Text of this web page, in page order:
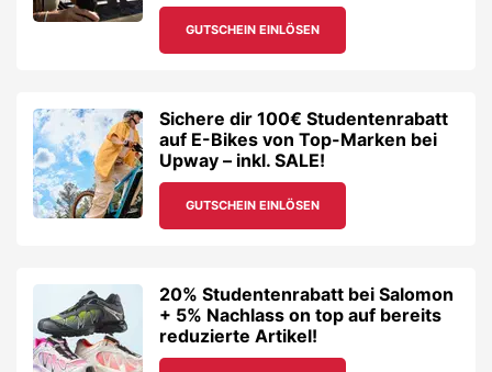
GUTSCHEIN EINLÖSEN
Sichere dir 100€ Studentenrabatt
auf E-Bikes von Top-Marken bei
Upway – inkl. SALE!
GUTSCHEIN EINLÖSEN
20% Studentenrabatt bei Salomon
+ 5% Nachlass on top auf bereits
reduzierte Artikel!